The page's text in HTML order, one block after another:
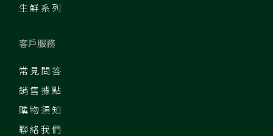
生鮮系列
客戶服務
常見問答
銷售據點
購物須知
聯絡我們